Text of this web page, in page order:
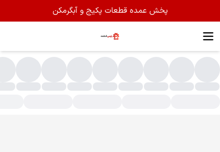
پخش عمده قطعات پکیج و آبگرمکن